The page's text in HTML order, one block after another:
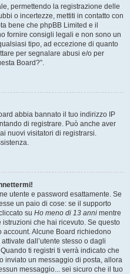
permettendo la registrazione delle
o incertezze, mettiti in contatto con
bene che phpBB Limited e il
fornire consigli legali e non sono un
tipo, ad eccezione di quanto
per segnalare abusi e/o per
Board?”.
abbia bannato il tuo indirizzo IP
di registrare. Può anche aver
nuovi visitatori di registrarsi.
utente e password esattamente. Se
un paio di cose: se il supporto
su Ho meno di 13 anni mentre
che hai ricevuto. Se questo
account. Alcune Board richiedono
dall’utente stesso o dagli
ti registri ti verrà indicato che
inviato un messaggio di posta, allora
messaggio... sei sicuro che il tuo